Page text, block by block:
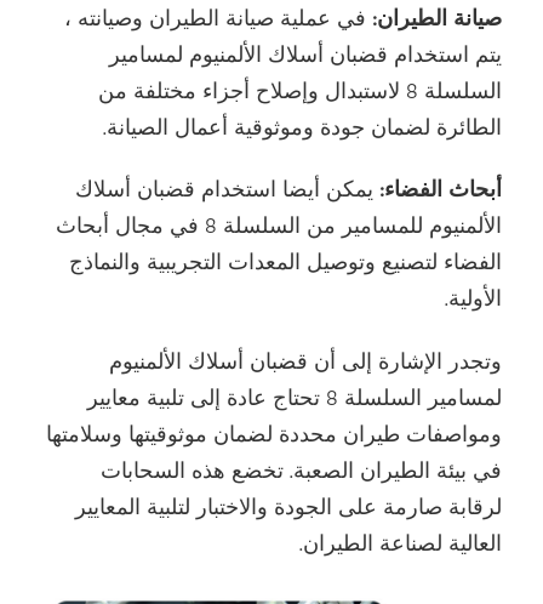
صيانة الطيران: في عملية صيانة الطيران وصيانته ،
يتم استخدام قضبان أسلاك الألمنيوم لمسامير
السلسلة 8 لاستبدال وإصلاح أجزاء مختلفة من
الطائرة لضمان جودة وموثوقية أعمال الصيانة.
أبحاث الفضاء: يمكن أيضا استخدام قضبان أسلاك
الألمنيوم للمسامير من السلسلة 8 في مجال أبحاث
الفضاء لتصنيع وتوصيل المعدات التجريبية والنماذج
الأولية.
وتجدر الإشارة إلى أن قضبان أسلاك الألمنيوم
لمسامير السلسلة 8 تحتاج عادة إلى تلبية معايير
ومواصفات طيران محددة لضمان موثوقيتها وسلامتها
في بيئة الطيران الصعبة. تخضع هذه السحابات
لرقابة صارمة على الجودة والاختبار لتلبية المعايير
العالية لصناعة الطيران.